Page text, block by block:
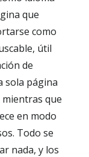
que
como
útil
de
sola página
que
en modo
Todo se
nada, y los